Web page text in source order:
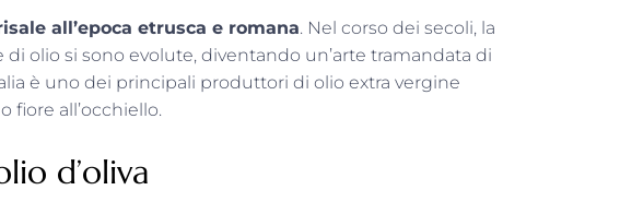
all’epoca etrusca e romana. Nel corso dei secoli, la
olio si sono evolute, diventando un’arte tramandata di
è uno dei principali produttori di olio extra vergine
fiore all’occhiello.
d’oliva